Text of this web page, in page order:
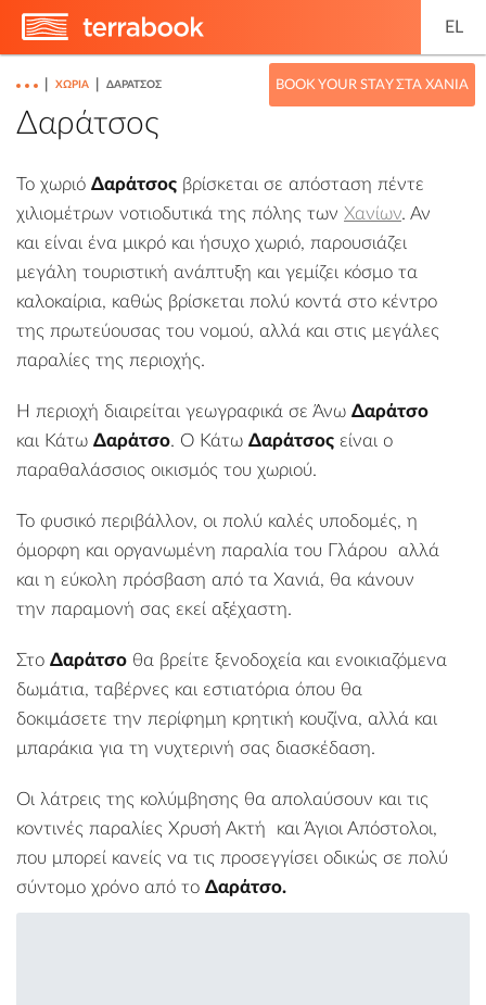
EL
BOOK YOUR STAY ΣΤΑ ΧΑΝΙΆ
ΧΩΡΙΆ ΔΑΡΆΤΣΟΣ
Δαράτσος
Το χωριό Δαράτσος βρίσκεται σε απόσταση πέντε
χιλιομέτρων νοτιοδυτικά της πόλης των Χανίων. Αν
και είναι ένα μικρό και ήσυχο χωριό, παρουσιάζει
μεγάλη τουριστική ανάπτυξη και γεμίζει κόσμο τα
καλοκαίρια, καθώς βρίσκεται πολύ κοντά στο κέντρο
της πρωτεύουσας του νομού, αλλά και στις μεγάλες
παραλίες της περιοχής.
Η περιοχή διαιρείται γεωγραφικά σε Άνω Δαράτσο
και Κάτω Δαράτσο. Ο Κάτω Δαράτσος είναι ο
παραθαλάσσιος οικισμός του χωριού.
Το φυσικό περιβάλλον, οι πολύ καλές υποδομές, η
όμορφη και οργανωμένη παραλία του Γλάρου αλλά
και η εύκολη πρόσβαση από τα Χανιά, θα κάνουν
την παραμονή σας εκεί αξέχαστη.
Στο Δαράτσο θα βρείτε ξενοδοχεία και ενοικιαζόμενα
δωμάτια, ταβέρνες και εστιατόρια όπου θα
δοκιμάσετε την περίφημη κρητική κουζίνα, αλλά και
μπαράκια για τη νυχτερινή σας διασκέδαση.
Οι λάτρεις της κολύμβησης θα απολαύσουν και τις
κοντινές παραλίες Χρυσή Ακτή και Άγιοι Απόστολοι,
που μπορεί κανείς να τις προσεγγίσει οδικώς σε πολύ
σύντομο χρόνο από το Δαράτσο.